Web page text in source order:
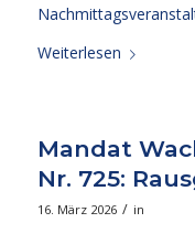
Weiterlesen
Mandat
Nr. 725:
16. März 2026 / in